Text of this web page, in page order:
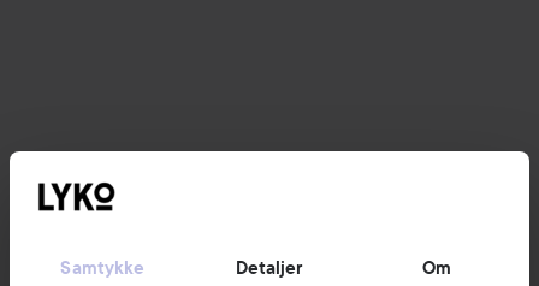
Samtykke Detaljer Om